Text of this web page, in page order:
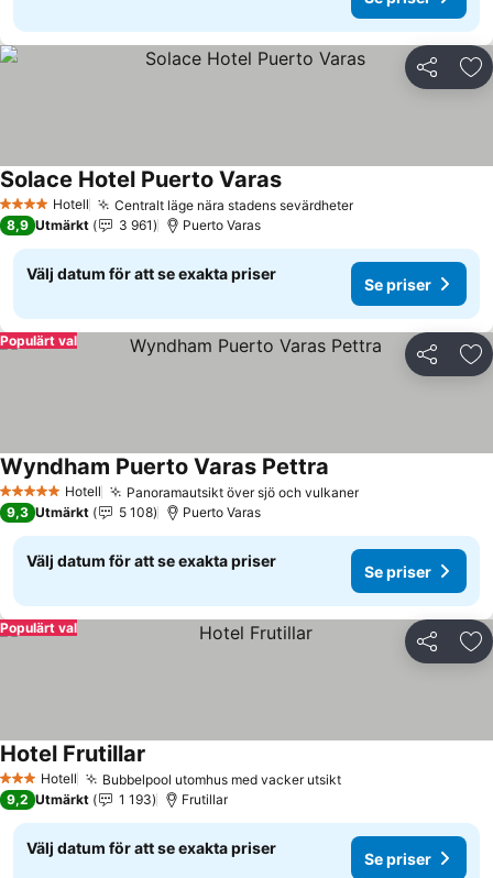
Dela
4 StjärnorHotell Centralt läge nära stadens sevärdheter
Solace Hotel Puerto Varas
8,9 Utmärkt 3 961 Puerto Varas
Välj datum för att se exakta priser
Se priser
Dela
Populärt val
5 Stjärnor Hotell Panoramautsikt över sjö och vulkaner
Wyndham Puerto Varas Pettra
9,3 Utmärkt 5 108 Puerto Varas
Välj datum för att se exakta priser
Se priser
Dela
Populärt val
3 StjärnorHotell Bubbelpool utomhus med vacker utsikt
Hotel Frutillar
9,2 Utmärkt 1 193 Frutillar
Välj datum för att se exakta priser
Se priser